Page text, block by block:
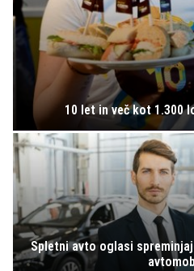
10 let in več kot 1.300
Spletni avto oglasi